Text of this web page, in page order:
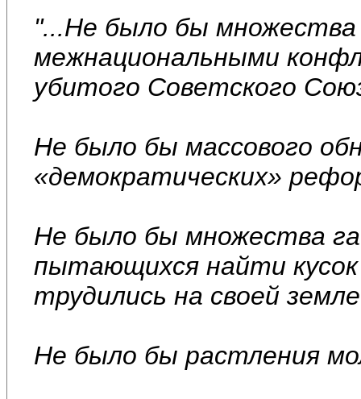
"...Не было бы множества
межнациональными
убитого Советского
Не было бы массового
«демократических»
Не было бы множества
пытающихся найти
трудились на своей
Не было бы растления